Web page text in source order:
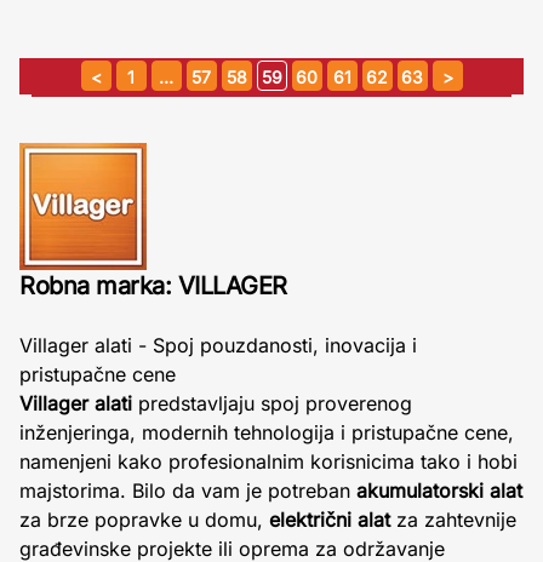
1 … 57 58 59 60 61 62 63
Robna marka: VILLAGER
Villager alati - Spoj pouzdanosti, inovacija i
pristupačne cene
Villager alati predstavljaju spoj proverenog
inženjeringa, modernih tehnologija i pristupačne cene,
namenjeni kako profesionalnim korisnicima tako i hobi
majstorima. Bilo da vam je potreban akumulatorski alat
za brze popravke u domu, električni alatza zahtevnije
građevinske projekte ili oprema za održavanje